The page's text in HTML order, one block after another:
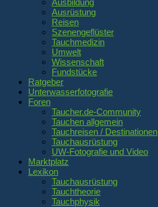
Ausbildung
Ausrüstung
Reisen
Szenengeflüster
Tauchmedizin
Umwelt
Wissenschaft
Fundstücke
Ratgeber
Unterwasserfotografie
Foren
Taucher.de-Community
Tauchen allgemein
Tauchreisen / Destinationen
Tauchausrüstung
UW-Fotografie und Video
Marktplatz
Lexikon
Tauchausrüstung
Tauchtheorie
Tauchphysik